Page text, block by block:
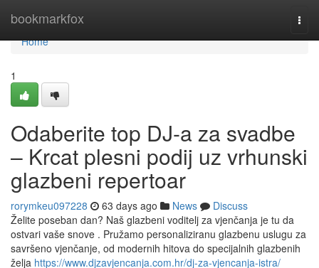
bookmarkfox
Home
Home
1
Odaberite top DJ-a za svadbe
– Krcat plesni podij uz vrhunski
glazbeni repertoar
rorymkeu097228 63 days ago News
Discuss
Želite poseban dan? Naš glazbeni voditelj za vjenčanja je tu da
ostvari vaše snove . Pružamo personaliziranu glazbenu uslugu za
savršeno vjenčanje, od modernih hitova do specijalnih glazbenih
želja https://www.djzavjencanja.com.hr/dj-za-vjencanja-istra/